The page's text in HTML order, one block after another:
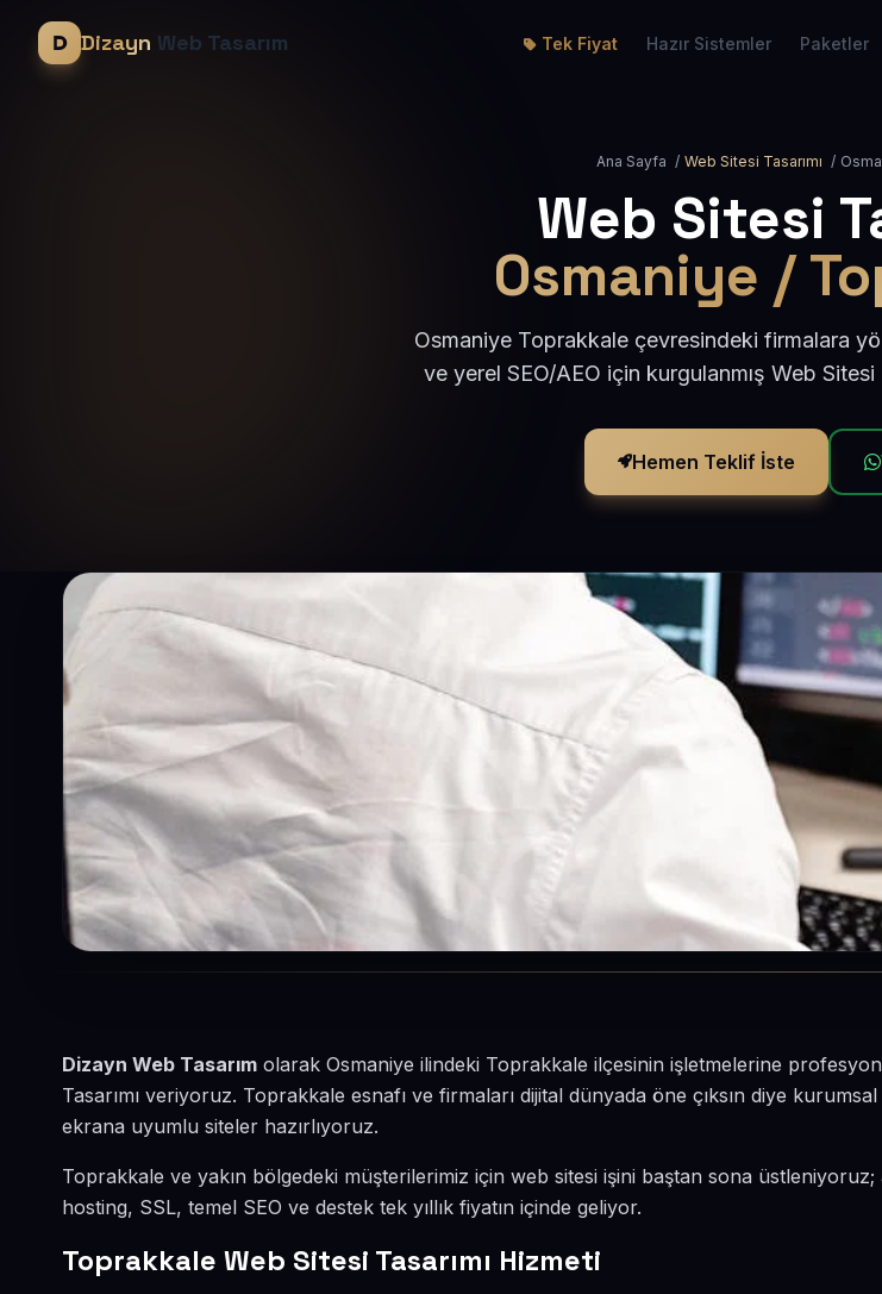
Dizayn Web Tasarım Tek Fiyat Hazır Sistemler Paketler
Ana Sayfa / Web Sitesi Tasarımı /
Web Sitesi
Osmaniye /
Osmaniye Toprakkale çevresindeki firmalara
ve yerel SEO/AEO için kurgulanmış Web Sitesi
Hemen Teklif İste
Dizayn Web Tasarım olarak Osmaniye ilindeki Toprakkale ilçesinin işletmelerine
Tasarımı veriyoruz. Toprakkale esnafı ve firmaları dijital dünyada öne çıksın diye
ekrana uyumlu siteler hazırlıyoruz.
Toprakkale ve yakın bölgedeki müşterilerimiz için web sitesi işini baştan sona üstleniyoruz;
hosting, SSL, temel SEO ve destek tek yıllık fiyatın içinde geliyor.
Toprakkale Web Sitesi Tasarımı Hizmeti